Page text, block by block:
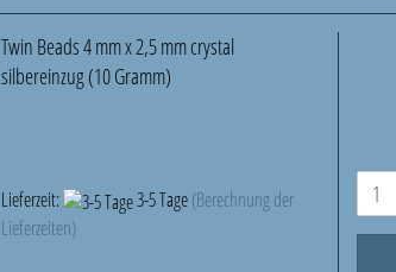
Twin Beads 4 mm x 2,5 mm crystal
silbereinzug (10 Gramm)
Lieferzeit: 3-5 Tage(Berechnung der
Lieferzeiten)